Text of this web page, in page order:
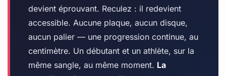
devient éprouvant. Reculez : il redevient
accessible. Aucune plaque, aucun disque,
aucun palier — une progression continue, au
centimètre. Un débutant et un athlète, sur la
même sangle, au même moment. La